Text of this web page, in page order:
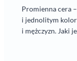
Promienna cera
i jednolitym
i mężczyzn. Jaki